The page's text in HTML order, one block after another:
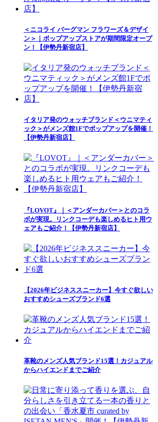
＜ニコライ バーグマン フラワーズ＆デザイ
ン＞｜ポップアップストアが期間限定オープ
ン！【伊勢丹新宿店】
イタリア発のウォッチブランド＜ウニマティ
ック＞がメンズ館1Fでポップアップを開催！
【伊勢丹新宿店】
『LOVOT』｜＜アンダーカバー＞とのコラ
ボが実現。リンクコーデも楽しめるヒト用ウ
ェアもご紹介！【伊勢丹新宿店】
【2026年ビジネススニーカー】今すぐ欲しい
おすすめシューズブランド6選
革靴のメンズ人気ブランド15選！カジュアル
からハイエンドまでご紹介